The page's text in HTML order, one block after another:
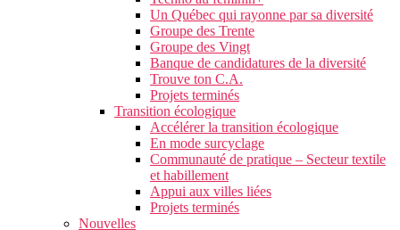
Un Québec qui rayonne par sa diversité
Groupe des Trente
Groupe des Vingt
Banque de candidatures de la diversité
Trouve ton C.A.
Projets terminés
Transition écologique
Accélérer la transition écologique
En mode surcyclage
Communauté de pratique – Secteur textile
et habillement
Appui aux villes liées
Projets terminés
Nouvelles